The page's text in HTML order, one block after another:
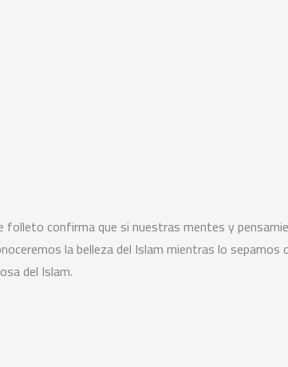
confirma que si nuestras mentes y
la belleza del Islam mientras lo
del Islam.